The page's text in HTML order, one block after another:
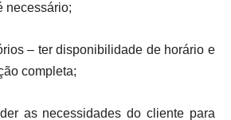
necessário;
– ter disponibilidade de horário e
completa;
as necessidades do cliente para